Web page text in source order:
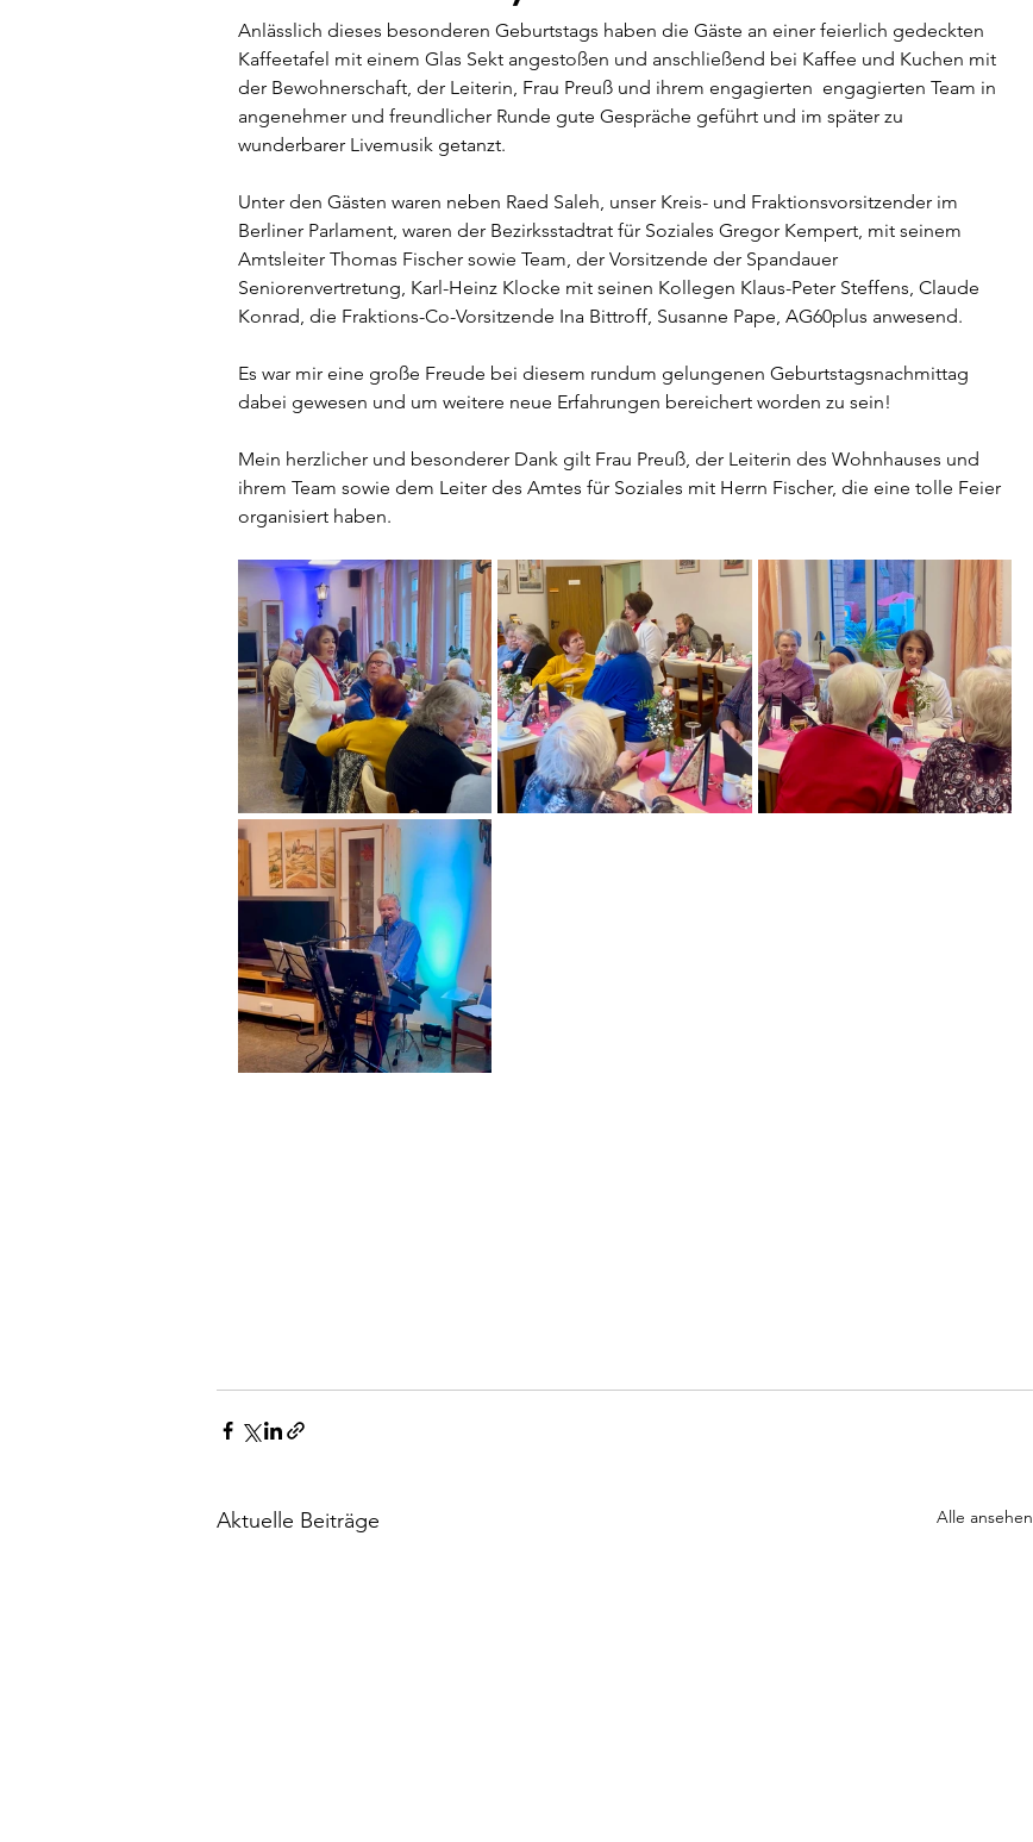
Anlässlich dieses besonderen Geburtstags haben die Gäste an einer feierlich gedeckten
Kaffeetafel mit einem Glas Sekt angestoßen und anschließend bei Kaffee und Kuchen mit
der Bewohnerschaft, der Leiterin, Frau Preuß und ihrem engagierten  engagierten Team in
angenehmer und freundlicher Runde gute Gespräche geführt und im später zu
wunderbarer Livemusik getanzt.
Unter den Gästen waren neben Raed Saleh, unser Kreis- und Fraktionsvorsitzender im
Berliner Parlament, waren der Bezirksstadtrat für Soziales Gregor Kempert, mit seinem
Amtsleiter Thomas Fischer sowie Team, der Vorsitzende der Spandauer
Seniorenvertretung, Karl-Heinz Klocke mit seinen Kollegen Klaus-Peter Steffens, Claude
Konrad, die Fraktions-Co-Vorsitzende Ina Bittroff, Susanne Pape, AG60plus anwesend.
Es war mir eine große Freude bei diesem rundum gelungenen Geburtstagsnachmittag
dabei gewesen und um weitere neue Erfahrungen bereichert worden zu sein!
Mein herzlicher und besonderer Dank gilt Frau Preuß, der Leiterin des Wohnhauses und
ihrem Team sowie dem Leiter des Amtes für Soziales mit Herrn Fischer, die eine tolle Feier
organisiert haben.
Aktuelle Beiträge Alle ansehen